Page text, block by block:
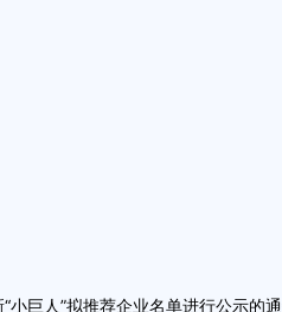
巨人”拟推荐企业名单进行公示的